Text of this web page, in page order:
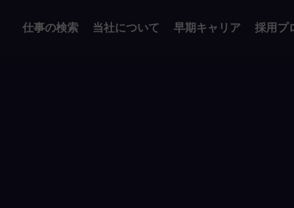
仕事の検索 当社について 早期キャリア 採用プ